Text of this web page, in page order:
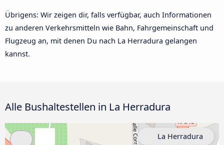
Übrigens: Wir zeigen dir, falls verfügbar, auch Informationen
zu anderen Verkehrsmitteln wie Bahn, Fahrgemeinschaft und
Flugzeug an, mit denen Du nach La Herradura gelangen
kannst.
Alle Bushaltestellen in La Herradura
La Herradura